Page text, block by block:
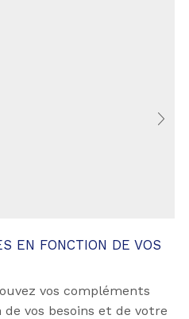
EN FONCTION DE VOS
vos compléments
vos besoins et de votre